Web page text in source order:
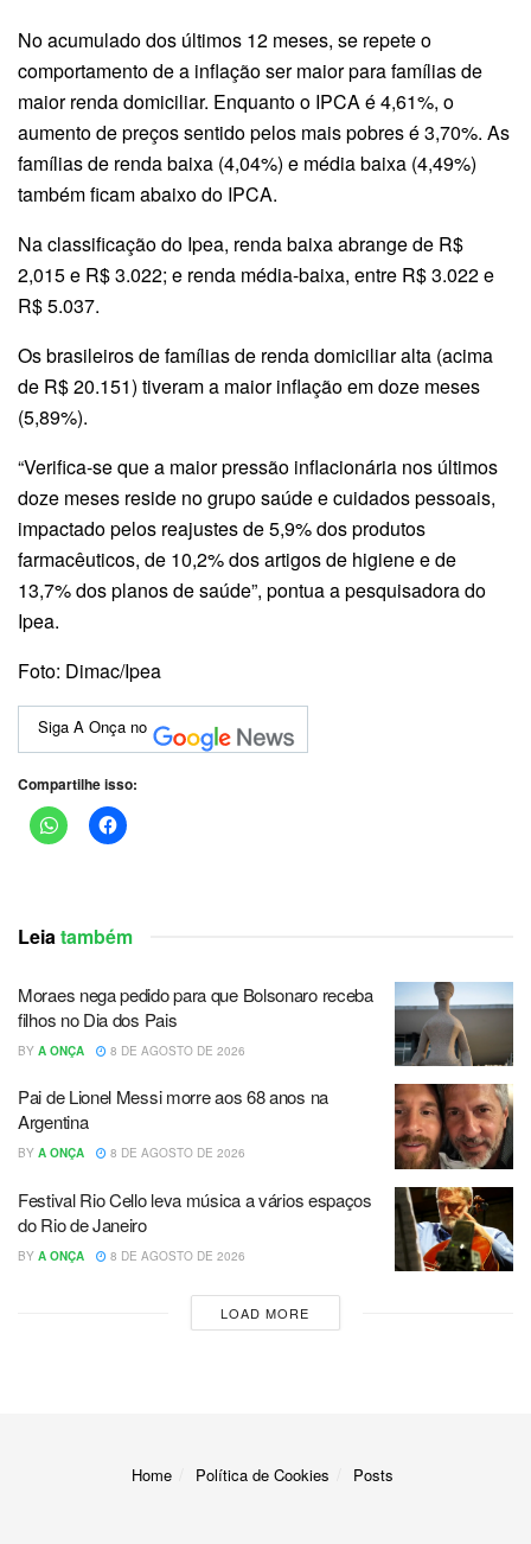
No acumulado dos últimos 12 meses, se repete o
comportamento de a inflação ser maior para famílias de
maior renda domiciliar. Enquanto o IPCA é 4,61%, o
aumento de preços sentido pelos mais pobres é 3,70%. As
famílias de renda baixa (4,04%) e média baixa (4,49%)
também ficam abaixo do IPCA.
Na classificação do Ipea, renda baixa abrange de R$
2,015 e R$ 3.022; e renda média-baixa, entre R$ 3.022 e
R$ 5.037.
Os brasileiros de famílias de renda domiciliar alta (acima
de R$ 20.151) tiveram a maior inflação em doze meses
(5,89%).
“Verifica-se que a maior pressão inflacionária nos últimos
doze meses reside no grupo saúde e cuidados pessoais,
impactado pelos reajustes de 5,9% dos produtos
farmacêuticos, de 10,2% dos artigos de higiene e de
13,7% dos planos de saúde”, pontua a pesquisadora do
Ipea.
Foto: Dimac/Ipea
Siga A Onça no
Compartilhe isso:
Leiatambém
Moraes nega pedido para que Bolsonaro receba
filhos no Dia dos Pais
BY A ONÇA 8 DE AGOSTO DE 2026
Pai de Lionel Messi morre aos 68 anos na
Argentina
BY A ONÇA 8 DE AGOSTO DE 2026
Festival Rio Cello leva música a vários espaços
do Rio de Janeiro
BY A ONÇA 8 DE AGOSTO DE 2026
LOAD MORE
Home Política de Cookies Posts